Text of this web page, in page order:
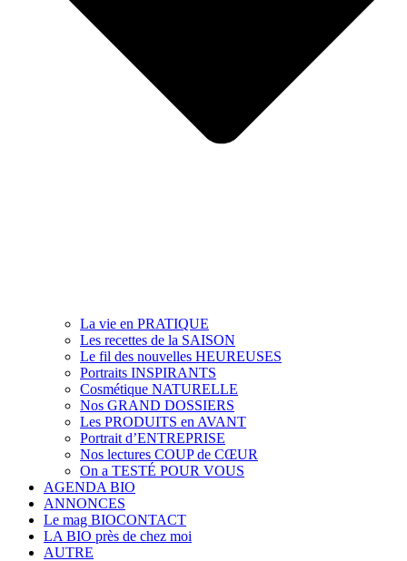
La vie en PRATIQUE
Les recettes de la SAISON
Le fil des nouvelles HEUREUSES
Portraits INSPIRANTS
Cosmétique NATURELLE
Nos GRAND DOSSIERS
Les PRODUITS en AVANT
Portrait d’ENTREPRISE
Nos lectures COUP de CŒUR
On a TESTÉ POUR VOUS
AGENDA BIO
ANNONCES
Le mag BIOCONTACT
LA BIO près de chez moi
AUTRE